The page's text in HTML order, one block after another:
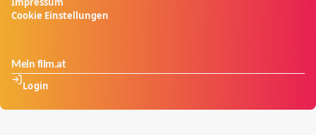
Cookie Einstellungen
Mein film.at
Login